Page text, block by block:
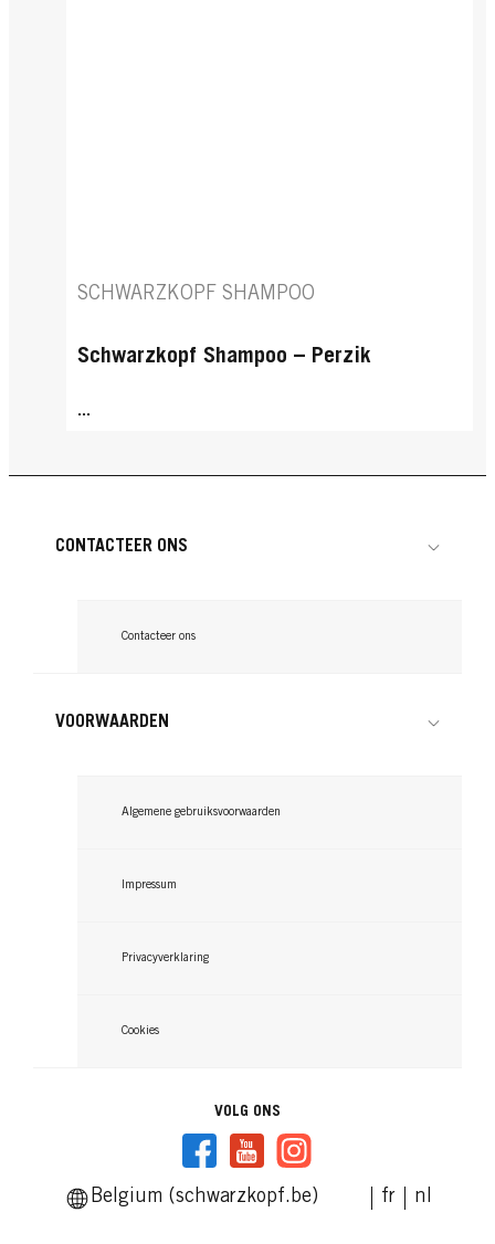
SCHWARZKOPF SHAMPOO
Schwarzkopf Shampoo – Perzik
...
CONTACTEER ONS
Contacteer ons
VOORWAARDEN
Algemene gebruiksvoorwaarden
Impressum
Privacyverklaring
Cookies
VOLG ONS
Belgium (schwarzkopf.be) fr nl